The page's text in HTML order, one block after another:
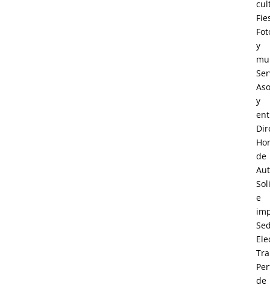
y
y
de
e
de